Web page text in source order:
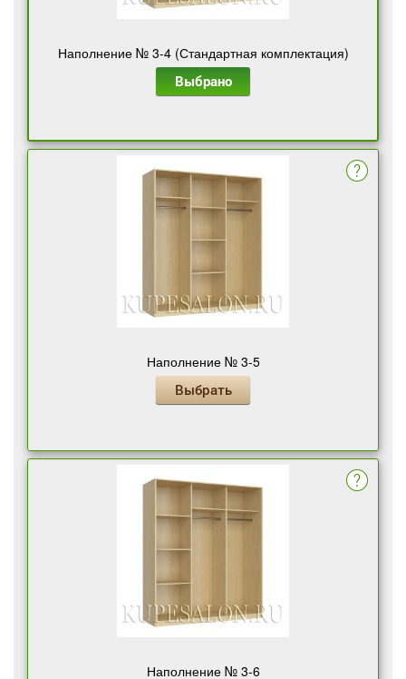
Наполнение № 3-4 (Стандартная комплектация)
Выбрано
Наполнение № 3-5
Выбрать
Наполнение № 3-6